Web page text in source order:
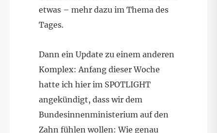
etwas – mehr dazu im Thema des
Tages.
Dann ein Update zu einem anderen
Komplex: Anfang dieser Woche
hatte ich hier im SPOTLIGHT
angekündigt, dass wir dem
Bundesinnenministerium auf den
Zahn fühlen wollen: Wie genau